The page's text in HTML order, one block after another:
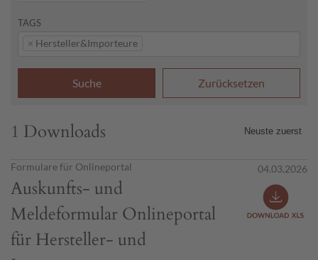
TAGS
× Hersteller&Importeure
Suche Zurücksetzen
1 Downloads
Formulare für Onlineportal
Auskunfts- und
Meldeformular Onlineportal
für Hersteller- und
04.03.2026